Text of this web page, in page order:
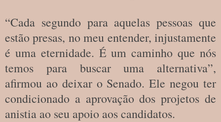
“Cada segundo para aquelas pessoas que
estão presas, no meu entender, injustamente
é uma eternidade. É um caminho que nós
temos para buscar uma alternativa”,
afirmou ao deixar o Senado. Ele negou ter
condicionado a aprovação dos projetos de
anistia ao seu apoio aos candidatos.